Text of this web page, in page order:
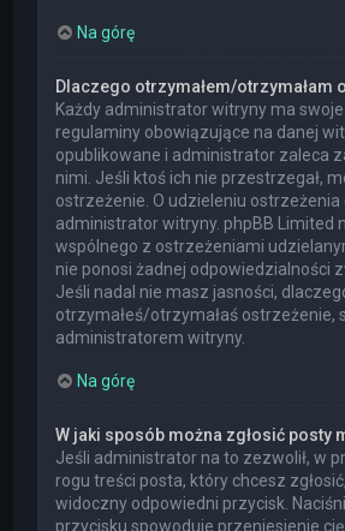
Na górę
Dlaczego otrzymałem/otrzymałam
Każdy administrator witryny ma
regulaminy obowiązujące na danej
opublikowane i administrator zaleca
nimi. Jeśli ktoś ich nie przestrzegał,
ostrzeżenie. O udzieleniu ostrzeżenia
administrator witryny. phpBB Limited
wspólnego z ostrzeżeniami
nie ponosi żadnej odpowiedzialności
Jeśli nadal nie masz jasności,
otrzymałeś/otrzymałaś ostrzeżenie,
administratorem witryny.
Na górę
W jaki sposób można zgłosić posty
Jeśli administrator na to zezwolił, w
rogu treści posta, który chcesz
widoczny odpowiedni przycisk.
przycisku spowoduje przeniesienie